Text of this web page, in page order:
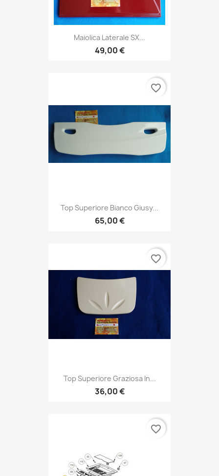
Maiolica Laterale SX...
49,00 €
Top Superiore Bianco Giusy...
65,00 €
favorite_border
Top Superiore Graziosa In...
36,00 €
favorite_border
favorite_border